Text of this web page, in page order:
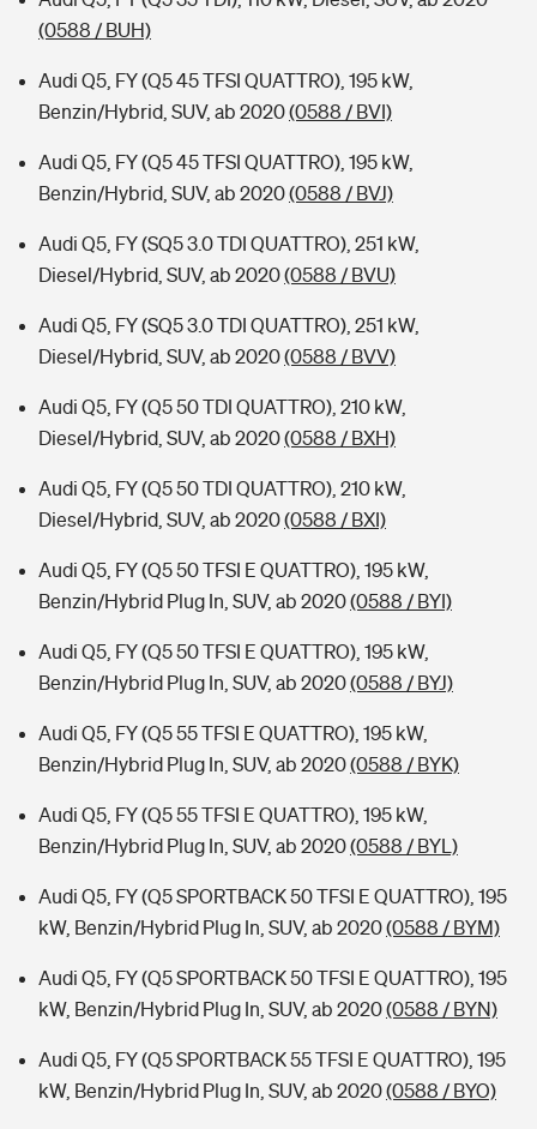
(0588 / BUH)
Audi Q5, FY (Q5 45 TFSI QUATTRO), 195 kW,
Benzin/Hybrid, SUV, ab 2020(0588 / BVI)
Audi Q5, FY (Q5 45 TFSI QUATTRO), 195 kW,
Benzin/Hybrid, SUV, ab 2020(0588 / BVJ)
Audi Q5, FY (SQ5 3.0 TDI QUATTRO), 251 kW,
Diesel/Hybrid, SUV, ab 2020(0588 / BVU)
Audi Q5, FY (SQ5 3.0 TDI QUATTRO), 251 kW,
Diesel/Hybrid, SUV, ab 2020(0588 / BVV)
Audi Q5, FY (Q5 50 TDI QUATTRO), 210 kW,
Diesel/Hybrid, SUV, ab 2020(0588 / BXH)
Audi Q5, FY (Q5 50 TDI QUATTRO), 210 kW,
Diesel/Hybrid, SUV, ab 2020(0588 / BXI)
Audi Q5, FY (Q5 50 TFSI E QUATTRO), 195 kW,
Benzin/Hybrid Plug In, SUV, ab 2020(0588 / BYI)
Audi Q5, FY (Q5 50 TFSI E QUATTRO), 195 kW,
Benzin/Hybrid Plug In, SUV, ab 2020(0588 / BYJ)
Audi Q5, FY (Q5 55 TFSI E QUATTRO), 195 kW,
Benzin/Hybrid Plug In, SUV, ab 2020(0588 / BYK)
Audi Q5, FY (Q5 55 TFSI E QUATTRO), 195 kW,
Benzin/Hybrid Plug In, SUV, ab 2020(0588 / BYL)
Audi Q5, FY (Q5 SPORTBACK 50 TFSI E QUATTRO), 195
kW, Benzin/Hybrid Plug In, SUV, ab 2020(0588 / BYM)
Audi Q5, FY (Q5 SPORTBACK 50 TFSI E QUATTRO), 195
kW, Benzin/Hybrid Plug In, SUV, ab 2020(0588 / BYN)
Audi Q5, FY (Q5 SPORTBACK 55 TFSI E QUATTRO), 195
kW, Benzin/Hybrid Plug In, SUV, ab 2020(0588 / BYO)